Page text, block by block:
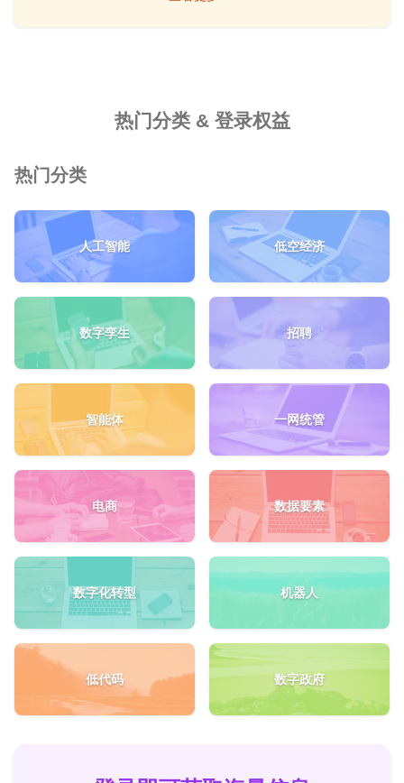
热门分类 & 登录权益
热门分类
人工智能 低空经济
数字孪生 招聘
智能体 一网统管
电商 数据要素
数字化转型 机器人
低代码 数字政府